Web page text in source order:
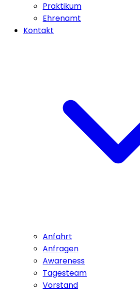
Praktikum
Ehrenamt
Kontakt
Anfahrt
Anfragen
Awareness
Tagesteam
Vorstand